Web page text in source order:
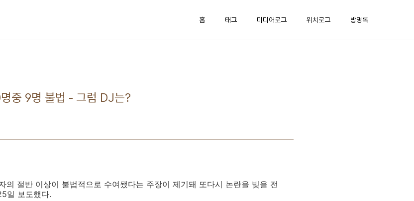
홈 태그 미디어로그 위치로그 방명록
중 9명 불법 - 그럼 DJ는?
의 절반 이상이 불법적으로 수여됐다는 주장이 제기돼 또다시 논란을 빚을 전
일 보도했다.